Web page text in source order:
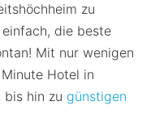
zu
die beste
Mit nur wenigen
Hotel in
bis hin zu günstigen